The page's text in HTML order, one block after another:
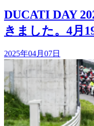
DUCATI DAY
きました。4月
2025年04月07日